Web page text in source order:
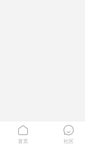

首页

社区